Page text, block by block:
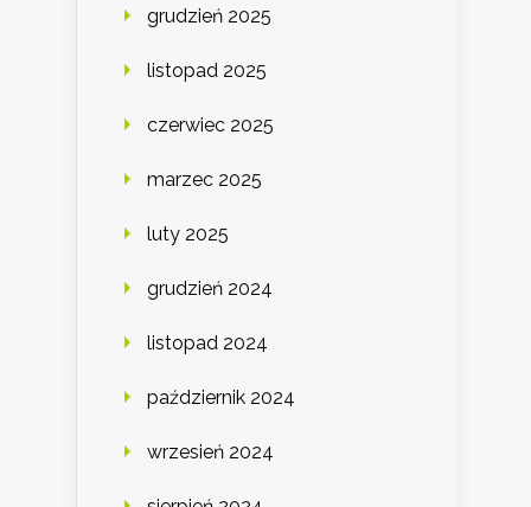
grudzień 2025
listopad 2025
czerwiec 2025
marzec 2025
luty 2025
grudzień 2024
listopad 2024
październik 2024
wrzesień 2024